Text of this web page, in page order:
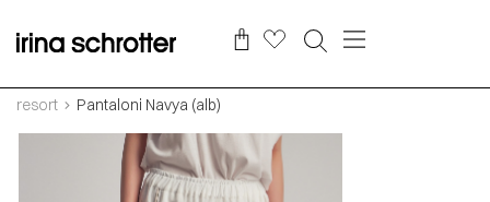
resort Pantaloni Navya (alb)